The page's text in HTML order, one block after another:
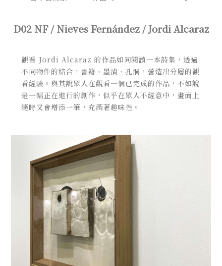
D02 NF / Nieves Fernández / Jordi Alcaraz
觀看 Jordi Alcaraz 的作品如同閱讀一本詩集，透過
不同物件的結合，書籍、墨漬、孔洞，營造出分層的觀
看經驗。與其說眾人在觀看一個已完成的作品，不如說
是一幅正在進行的創作，似乎在眾人不經意中，畫面上
隨時又會增添一筆，充滿著趣味性。